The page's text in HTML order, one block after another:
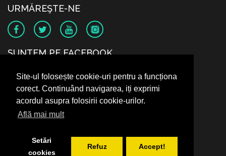
Site-ul folosește cookie-uri pentru a funcționa
corect. Continuând navigarea, iți exprimi
acordul asupra folosirii cookie-urilor.
Află mai mult
Setări
cookies
Refuz Accept!
URMĂREŞTE-NE
SUNTEM PE FACEBOOK